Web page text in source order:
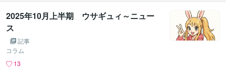
2025年10月上半期 ウサギュィ～ニュー
ス
記事
コラム
13